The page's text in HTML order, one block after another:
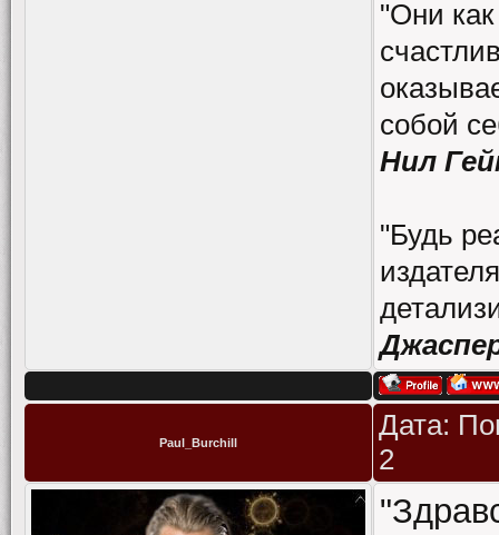
"Они
собой
Нил
"Будь
Paul_Burchill
Дата:
2